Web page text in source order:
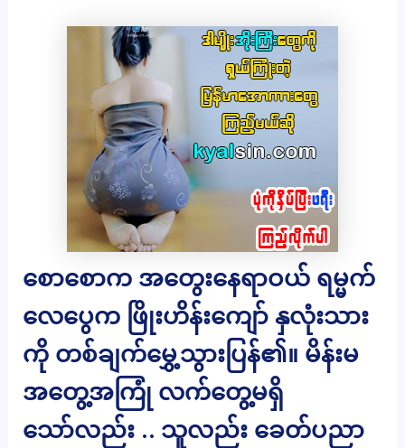
စောစောက အတွေးနေရာဝယ် ရမ္မက်
လေပွေက ဖြိုးဟိန်းကျော် နှလုံးသား
ကို တစ်ချက်မွှေ့သွားပြန်၏။ မိန်းမ
အတွေ့အကြုံ လက်တွေ့မရှိ
သော်လည်း .. သူလည်း ခေတ်ပညာ